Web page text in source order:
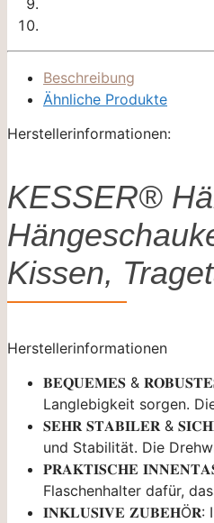
Beschreibung
Ähnliche Produkte
Herstellerinformationen:
KESSER®
Kissen,
Herstellerinformationen
𝐁𝐄𝐐𝐔𝐄𝐌𝐄𝐒 & 𝐑𝐎𝐁𝐔𝐒𝐓𝐄𝐒
Langlebigkeit sorgen.
𝐒𝐄𝐇𝐑 𝐒𝐓𝐀𝐁𝐈𝐋𝐄𝐑 &
und Stabilität. Die
𝐏𝐑𝐀𝐊𝐓𝐈𝐒𝐂𝐇𝐄
Flaschenhalter dafür,
𝐈𝐍𝐊𝐋𝐔𝐒𝐈𝐕𝐄 𝐙𝐔𝐁𝐄𝐇Ö𝐑: